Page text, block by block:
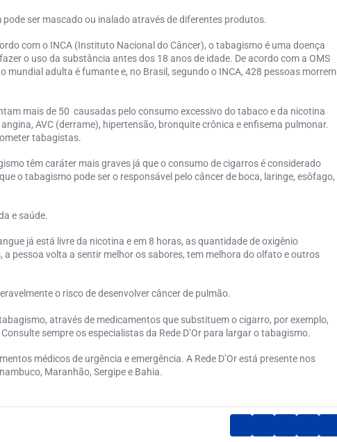
ser mascado ou inalado através de diferentes produtos.
com o INCA (Instituto Nacional do Câncer), otabagismoé uma doença
o uso da substância antes dos 18 anos de idade. De acordo com a OMS
mundial adulta é fumante e, no Brasil, segundo o INCA, 428 pessoas morrem
mais de 50 causadas pelo consumo excessivo do tabaco e da nicotina
AVC (derrame), hipertensão, bronquite crônica e enfisema pulmonar.
tabagistas.
têm caráter mais graves já que o consumo de cigarros é considerado
otabagismo pode ser o responsável pelo câncer de boca, laringe, esôfago,
e saúde.
já está livre da nicotina e em 8 horas, as quantidade de oxigênio
pessoa volta a sentir melhor os sabores, tem melhora do olfato e outros
o risco de desenvolver câncer de pulmão.
, através de medicamentos que substituem o cigarro, por exemplo,
sempre os especialistas da Rede D’Or para largar otabagismo.
médicos de urgência e emergência. A Rede D’Or está presente nos
Maranhão, Sergipe e Bahia.